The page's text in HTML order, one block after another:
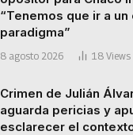
“Tenemos que ir a
paradigma”
8 agosto 2026 18 Views
Crimen de Julián
aguarda pericias y
esclarecer el